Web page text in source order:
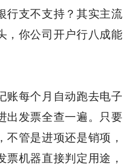
行支不支持？其实主流
，你公司开户行八成能
账每个月自动跑去电子
出发票全查一遍。只要
不管是进项还是销项，
机器直接判定用途，